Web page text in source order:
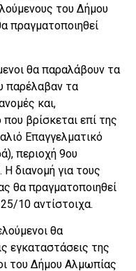
του Δήμου
πραγματοποιηθεί
θα παραλάβουν τα
παρέλαβαν τα
και,
βρίσκεται επί της
Επαγγελματικό
περιοχή 9ου
Η διανομή για τους
θα πραγματοποιηθεί
10 αντίστοιχα.
θα
εγκαταστάσεις της
του Δήμου Αλμωπίας